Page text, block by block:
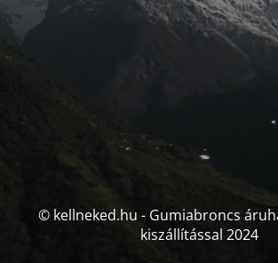
© kellneked.hu - Gumiabroncs
kiszállítással 2024